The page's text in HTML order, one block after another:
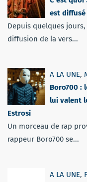
est diffusé
Depuis quelques
diffusion de la vers...
A LA UNE,
Boro700 :
lui valent
Estrosi
Un morceau de rap
rappeur Boro700 se...
A LA UNE,